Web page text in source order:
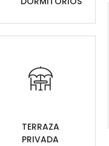
TERRAZA
PRIVADA